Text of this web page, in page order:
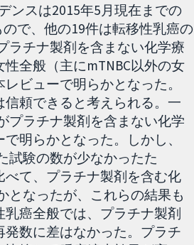
ンスは2015年5月現在までの
で、他の19件は転移性乳癌の
ラチナ製剤を含まない化学療
全般（主にmTNBC以外の女
ビューで明らかとなった。
頼できると考えられる。一
プラチナ製剤を含まない化学
明らかとなった。しかし、
試験の数が少なかったた
て、プラチナ製剤を含む化
となったが、これらの結果も
癌全般では、プラチナ製剤
数に差はなかった。プラチ